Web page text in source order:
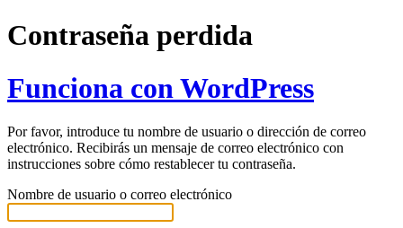
Contraseña perdida
Funciona con WordPress
Por favor, introduce tu nombre de usuario o dirección de correo
electrónico. Recibirás un mensaje de correo electrónico con
instrucciones sobre cómo restablecer tu contraseña.
Nombre de usuario o correo electrónico